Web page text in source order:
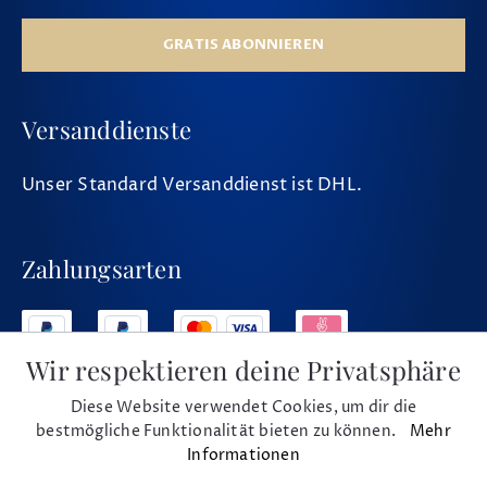
GRATIS ABONNIEREN
Versanddienste
Unser Standard Versanddienst ist DHL.
Zahlungsarten
Social Media
Wir respektieren deine Privatsphäre
Diese Website verwendet Cookies, um dir die
bestmögliche Funktionalität bieten zu können. Mehr
Informationen